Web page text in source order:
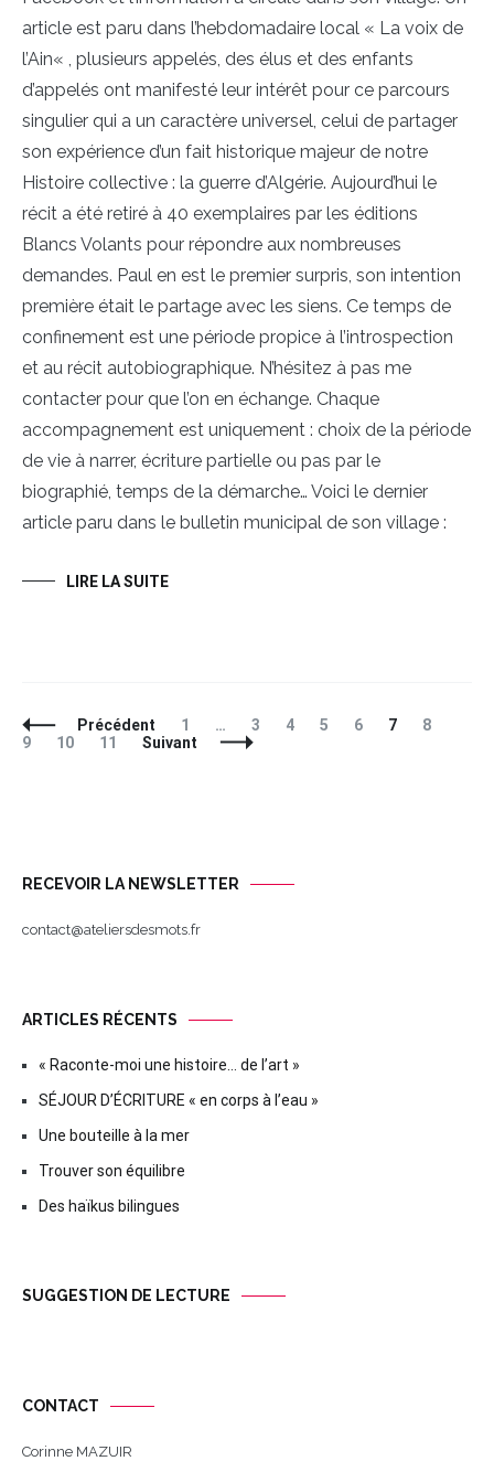
article est paru dans l’hebdomadaire local « La voix de
l’Ain« , plusieurs appelés, des élus et des enfants
d’appelés ont manifesté leur intérêt pour ce parcours
singulier qui a un caractère universel, celui de partager
son expérience d’un fait historique majeur de notre
Histoire collective : la guerre d’Algérie. Aujourd’hui le
récit a été retiré à 40 exemplaires par les éditions
Blancs Volants pour répondre aux nombreuses
demandes. Paul en est le premier surpris, son intention
première était le partage avec les siens. Ce temps de
confinement est une période propice à l’introspection
et au récit autobiographique. N’hésitez à pas me
contacter pour que l’on en échange. Chaque
accompagnement est uniquement : choix de la période
de vie à narrer, écriture partielle ou pas par le
biographié, temps de la démarche… Voici le dernier
article paru dans le bulletin municipal de son village :
LIRE LA SUITE
Navigation
des
Précédent Page
1 … Page
3 Page
4 Page
5 Page
6 Page
7 Page
8
9
Page
10 Page
11 Suivant
RECEVOIR LA NEWSLETTER
contact@ateliersdesmots.fr
ARTICLES RÉCENTS
« Raconte-moi une histoire… de l’art »
SÉJOUR D’ÉCRITURE « en corps à l’eau »
Une bouteille à la mer
Trouver son équilibre
Des haïkus bilingues
SUGGESTION DE LECTURE
CONTACT
Corinne MAZUIR